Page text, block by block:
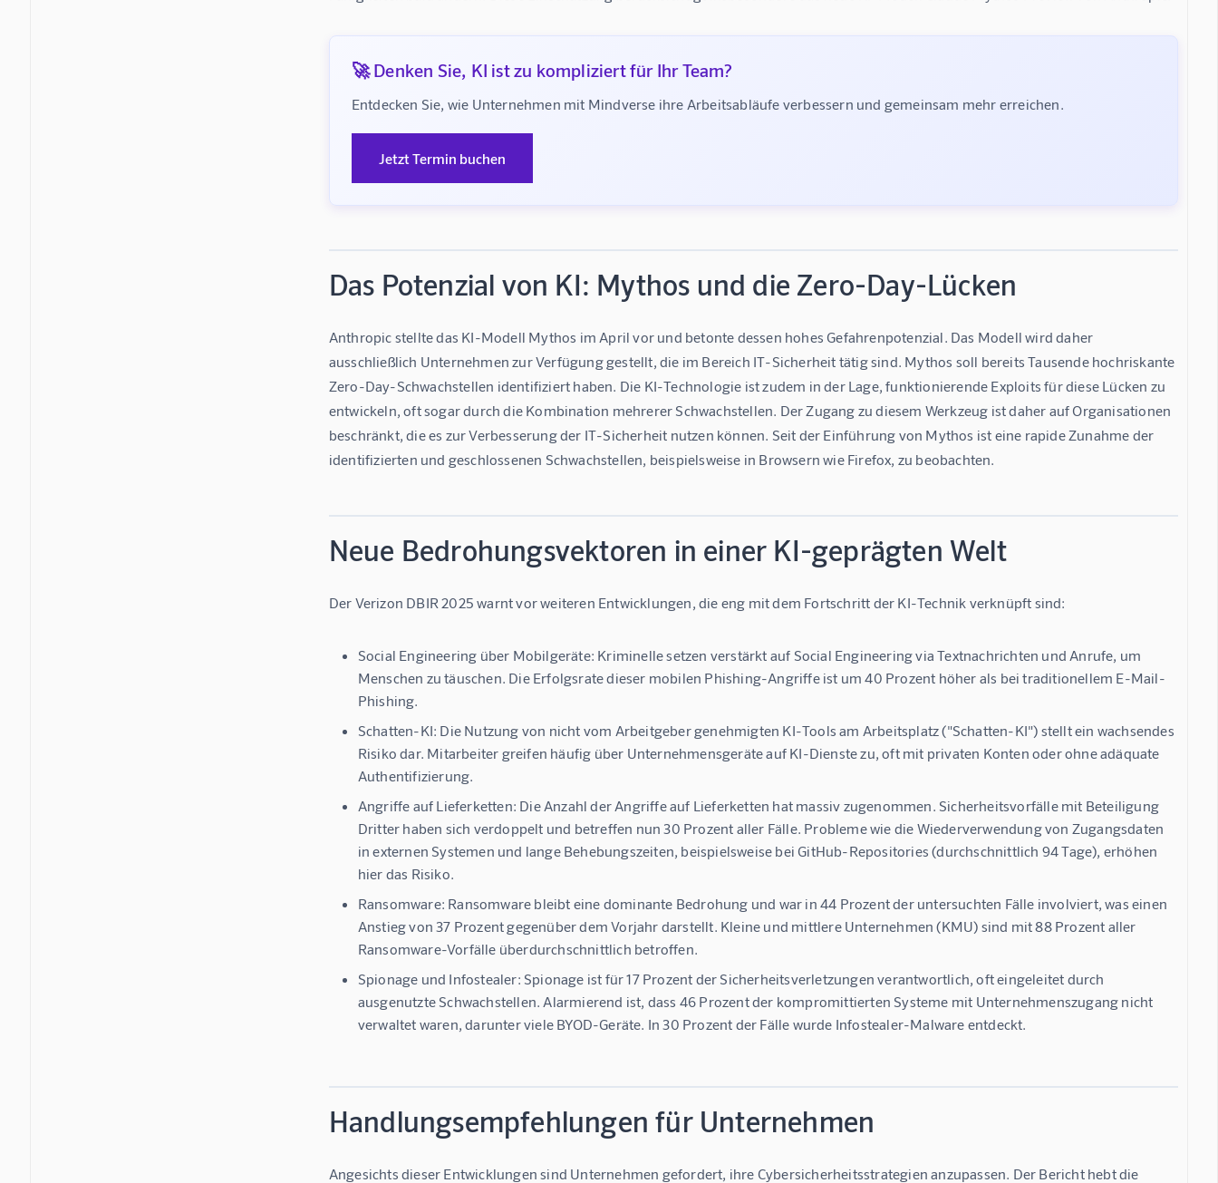
🚀 Denken Sie, KI ist zu kompliziert für Ihr Team?
Entdecken Sie, wie Unternehmen mit Mindverse ihre Arbeitsabläufe verbessern und gemeinsam mehr erreichen.
Jetzt Termin buchen
Das Potenzial von KI: Mythos und die Zero-Day-Lücken
Anthropic stellte das KI-Modell Mythos im April vor und betonte dessen hohes Gefahrenpotenzial. Das Modell wird daher
ausschließlich Unternehmen zur Verfügung gestellt, die im Bereich IT-Sicherheit tätig sind. Mythos soll bereits Tausende hochriskante
Zero-Day-Schwachstellen identifiziert haben. Die KI-Technologie ist zudem in der Lage, funktionierende Exploits für diese Lücken zu
entwickeln, oft sogar durch die Kombination mehrerer Schwachstellen. Der Zugang zu diesem Werkzeug ist daher auf Organisationen
beschränkt, die es zur Verbesserung der IT-Sicherheit nutzen können. Seit der Einführung von Mythos ist eine rapide Zunahme der
identifizierten und geschlossenen Schwachstellen, beispielsweise in Browsern wie Firefox, zu beobachten.
Neue Bedrohungsvektoren in einer KI-geprägten Welt
Der Verizon DBIR 2025 warnt vor weiteren Entwicklungen, die eng mit dem Fortschritt der KI-Technik verknüpft sind:
Social Engineering über Mobilgeräte: Kriminelle setzen verstärkt auf Social Engineering via Textnachrichten und Anrufe, um
Menschen zu täuschen. Die Erfolgsrate dieser mobilen Phishing-Angriffe ist um 40 Prozent höher als bei traditionellem E-Mail-
Phishing.
Schatten-KI: Die Nutzung von nicht vom Arbeitgeber genehmigten KI-Tools am Arbeitsplatz ("Schatten-KI") stellt ein wachsendes
Risiko dar. Mitarbeiter greifen häufig über Unternehmensgeräte auf KI-Dienste zu, oft mit privaten Konten oder ohne adäquate
Authentifizierung.
Angriffe auf Lieferketten: Die Anzahl der Angriffe auf Lieferketten hat massiv zugenommen. Sicherheitsvorfälle mit Beteiligung
Dritter haben sich verdoppelt und betreffen nun 30 Prozent aller Fälle. Probleme wie die Wiederverwendung von Zugangsdaten
in externen Systemen und lange Behebungszeiten, beispielsweise bei GitHub-Repositories (durchschnittlich 94 Tage), erhöhen
hier das Risiko.
Ransomware: Ransomware bleibt eine dominante Bedrohung und war in 44 Prozent der untersuchten Fälle involviert, was einen
Anstieg von 37 Prozent gegenüber dem Vorjahr darstellt. Kleine und mittlere Unternehmen (KMU) sind mit 88 Prozent aller
Ransomware-Vorfälle überdurchschnittlich betroffen.
Spionage und Infostealer: Spionage ist für 17 Prozent der Sicherheitsverletzungen verantwortlich, oft eingeleitet durch
ausgenutzte Schwachstellen. Alarmierend ist, dass 46 Prozent der kompromittierten Systeme mit Unternehmenszugang nicht
verwaltet waren, darunter viele BYOD-Geräte. In 30 Prozent der Fälle wurde Infostealer-Malware entdeckt.
Handlungsempfehlungen für Unternehmen
Angesichts dieser Entwicklungen sind Unternehmen gefordert, ihre Cybersicherheitsstrategien anzupassen. Der Bericht hebt die